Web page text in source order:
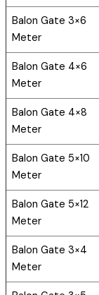
Balon Gate 3×6
Meter
Balon Gate 4×6
Meter
Balon Gate 4×8
Meter
Balon Gate 5×10
Meter
Balon Gate 5×12
Meter
Balon Gate 3×4
Meter